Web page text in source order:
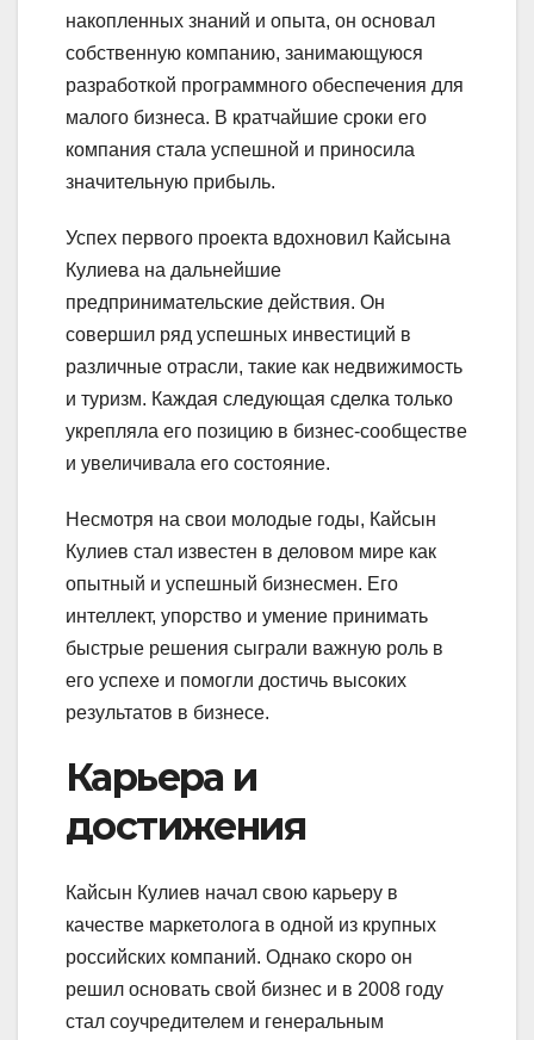
накопленных знаний и опыта, он основал
собственную компанию, занимающуюся
разработкой программного обеспечения для
малого бизнеса. В кратчайшие сроки его
компания стала успешной и приносила
значительную прибыль.
Успех первого проекта вдохновил Кайсына
Кулиева на дальнейшие
предпринимательские действия. Он
совершил ряд успешных инвестиций в
различные отрасли, такие как недвижимость
и туризм. Каждая следующая сделка только
укрепляла его позицию в бизнес-сообществе
и увеличивала его состояние.
Несмотря на свои молодые годы, Кайсын
Кулиев стал известен в деловом мире как
опытный и успешный бизнесмен. Его
интеллект, упорство и умение принимать
быстрые решения сыграли важную роль в
его успехе и помогли достичь высоких
результатов в бизнесе.
Карьера и
достижения
Кайсын Кулиев начал свою карьеру в
качестве маркетолога в одной из крупных
российских компаний. Однако скоро он
решил основать свой бизнес и в 2008 году
стал соучредителем и генеральным